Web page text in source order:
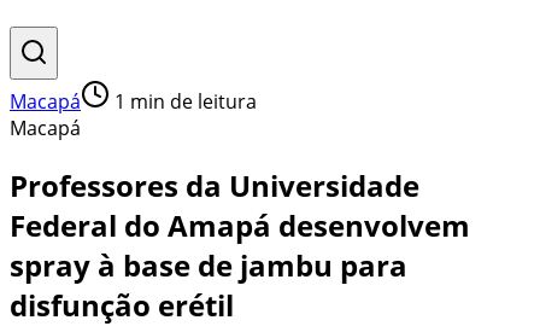
Macapá 1 min de leitura
Macapá
Professores da Universidade
Federal do Amapá desenvolvem
spray à base de jambu para
disfunção erétil